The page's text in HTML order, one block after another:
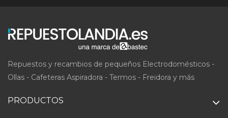
Repuestos y recambios de pequeños Electrodomésticos -
Ollas - Cafeteras Aspiradora - Termos - Freidora y más
PRODUCTOS